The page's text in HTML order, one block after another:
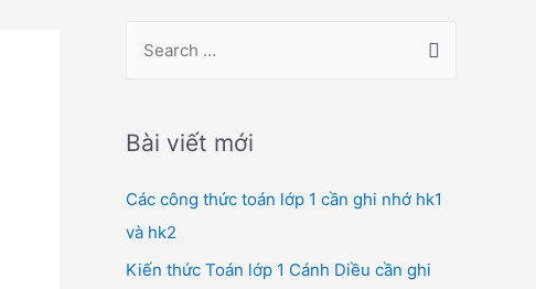
r
h
f
o
Bài viết mới
Các công thức toán lớp 1 cần ghi nhớ hk1
và hk2
Kiến thức Toán lớp 1 Cánh Diều cần ghi